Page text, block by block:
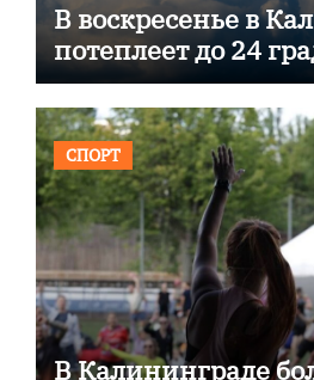
В воскресенье в
потеплеет до 24
СПОРТ
В Калининграде